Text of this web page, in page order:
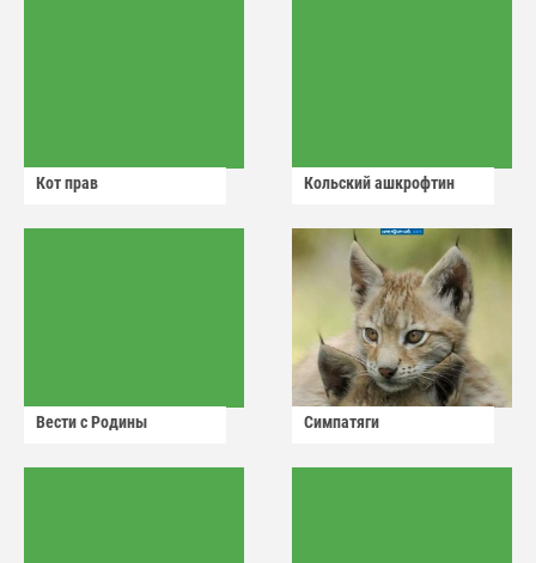
Кот прав Кольский ашкрофтин
Вести с Родины Симпатяги